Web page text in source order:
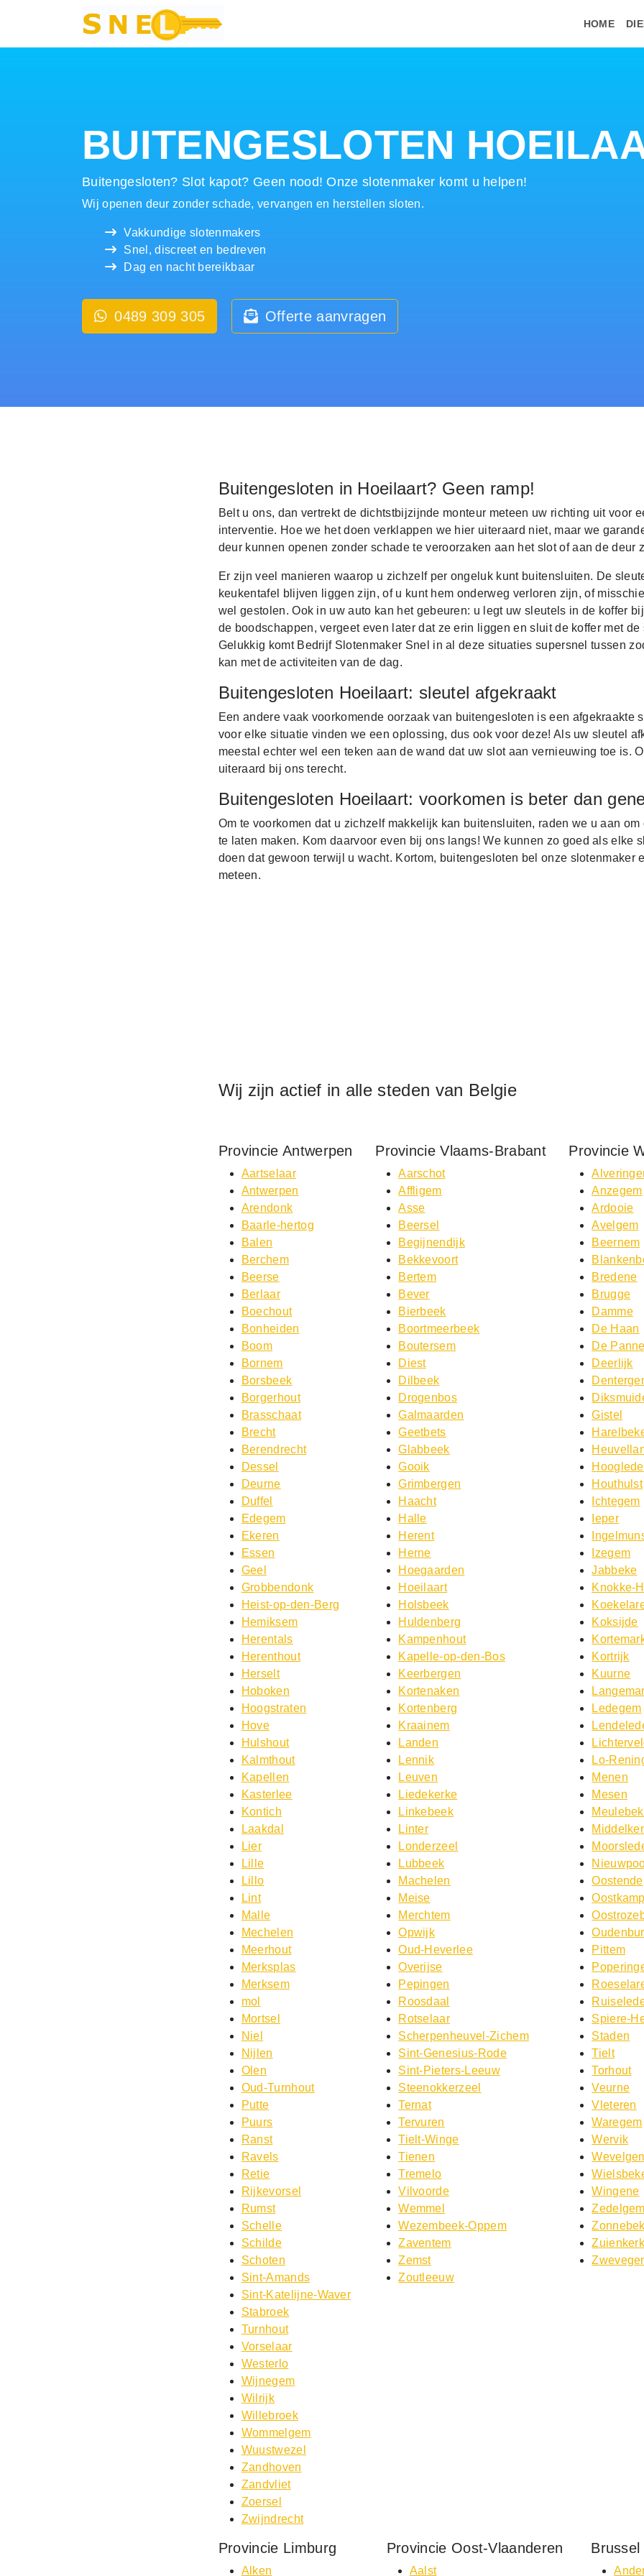
Hoofdnavigatie HOME
BUITENGESLOTEN
Buitengesloten? Slot kapot? Geen nood! Onze slotenmaker komt u helpen!
Wij openen deur zonder schade, vervangen en herstellen sloten.
Vakkundige slotenmakers
Snel, discreet en bedreven
Dag en nacht bereikbaar
0489 309 305 Offerte aanvragen
Buitengesloten in Hoeilaart? Geen ramp!
Belt u ons, dan vertrekt de dichtstbijzijnde monteur meteen uw richting uit voor
interventie. Hoe we het doen verklappen we hier uiteraard niet, maar we
deur kunnen openen zonder schade te veroorzaken aan het slot of aan de deur
Er zijn veel manieren waarop u zichzelf per ongeluk kunt buitensluiten. De
keukentafel blijven liggen zijn, of u kunt hem onderweg verloren zijn, of
wel gestolen. Ook in uw auto kan het gebeuren: u legt uw sleutels in de koffer
de boodschappen, vergeet even later dat ze erin liggen en sluit de koffer met de
Gelukkig komt Bedrijf Slotenmaker Snel in al deze situaties supersnel tussen
kan met de activiteiten van de dag.
Buitengesloten Hoeilaart: sleutel afgekraakt
Een andere vaak voorkomende oorzaak van buitengesloten is een afgekraakte
voor elke situatie vinden we een oplossing, dus ook voor deze! Als uw sleutel
meestal echter wel een teken aan de wand dat uw slot aan vernieuwing toe is.
uiteraard bij ons terecht.
Buitengesloten Hoeilaart: voorkomen is beter dan
Om te voorkomen dat u zichzelf makkelijk kan buitensluiten, raden we u aan om
te laten maken. Kom daarvoor even bij ons langs! We kunnen zo goed als elke
doen dat gewoon terwijl u wacht. Kortom, buitengesloten bel onze slotenmaker
meteen.
Wij zijn actief in alle steden van Belgie
Provincie Antwerpen
Aartselaar
Antwerpen
Arendonk
Baarle-hertog
Balen
Berchem
Beerse
Berlaar
Boechout
Bonheiden
Boom
Bornem
Borsbeek
Borgerhout
Brasschaat
Brecht
Berendrecht
Dessel
Deurne
Duffel
Edegem
Ekeren
Essen
Geel
Grobbendonk
Heist-op-den-Berg
Hemiksem
Herentals
Herenthout
Herselt
Hoboken
Hoogstraten
Hove
Hulshout
Kalmthout
Kapellen
Kasterlee
Kontich
Laakdal
Lier
Lille
Lillo
Lint
Malle
Mechelen
Meerhout
Merksplas
Merksem
mol
Mortsel
Niel
Nijlen
Olen
Oud-Turnhout
Putte
Puurs
Ranst
Ravels
Retie
Rijkevorsel
Rumst
Schelle
Schilde
Schoten
Sint-Amands
Sint-Katelijne-Waver
Stabroek
Turnhout
Vorselaar
Westerlo
Wijnegem
Wilrijk
Willebroek
Wommelgem
Wuustwezel
Zandhoven
Zandvliet
Zoersel
Zwijndrecht
Provincie Vlaams-Brabant
Aarschot
Affligem
Asse
Beersel
Begijnendijk
Bekkevoort
Bertem
Bever
Bierbeek
Boortmeerbeek
Boutersem
Diest
Dilbeek
Drogenbos
Galmaarden
Geetbets
Glabbeek
Gooik
Grimbergen
Haacht
Halle
Herent
Herne
Hoegaarden
Hoeilaart
Holsbeek
Huldenberg
Kampenhout
Kapelle-op-den-Bos
Keerbergen
Kortenaken
Kortenberg
Kraainem
Landen
Lennik
Leuven
Liedekerke
Linkebeek
Linter
Londerzeel
Lubbeek
Machelen
Meise
Merchtem
Opwijk
Oud-Heverlee
Overijse
Pepingen
Roosdaal
Rotselaar
Scherpenheuvel-Zichem
Sint-Genesius-Rode
Sint-Pieters-Leeuw
Steenokkerzeel
Ternat
Tervuren
Tielt-Winge
Tienen
Tremelo
Vilvoorde
Wemmel
Wezembeek-Oppem
Zaventem
Zemst
Zoutleeuw
Provincie
Anzegem
Ardooie
Avelgem
Beernem
Bredene
Brugge
Damme
De Haan
De Panne
Deerlijk
Gistel
Hooglede
Houthulst
Ichtegem
Ieper
Izegem
Jabbeke
Knokke-
Koksijde
Kortrijk
Kuurne
Ledegem
Lo-
Menen
Mesen
Oostende
Oostkamp
Pittem
Spiere-
Staden
Tielt
Torhout
Veurne
Vleteren
Waregem
Wervik
Wingene
Zedelgem
Provincie Limburg
Alken
Provincie Oost-Vlaanderen
Aalst
Brussel